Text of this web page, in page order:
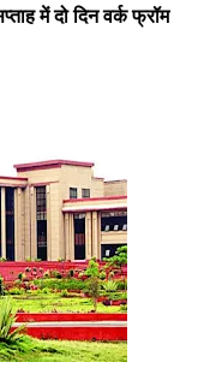
में दो दिन वर्क फ्रॉम